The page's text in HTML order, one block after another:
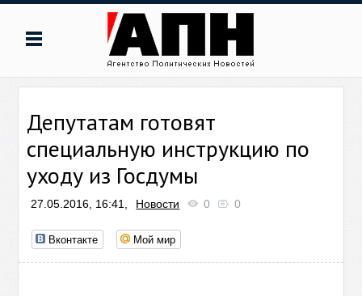
Депутатам готовят
специальную инструкцию по
уходу из Госдумы
27.05.2016, 16:41, Новости 0 0
Вконтакте Мой мир